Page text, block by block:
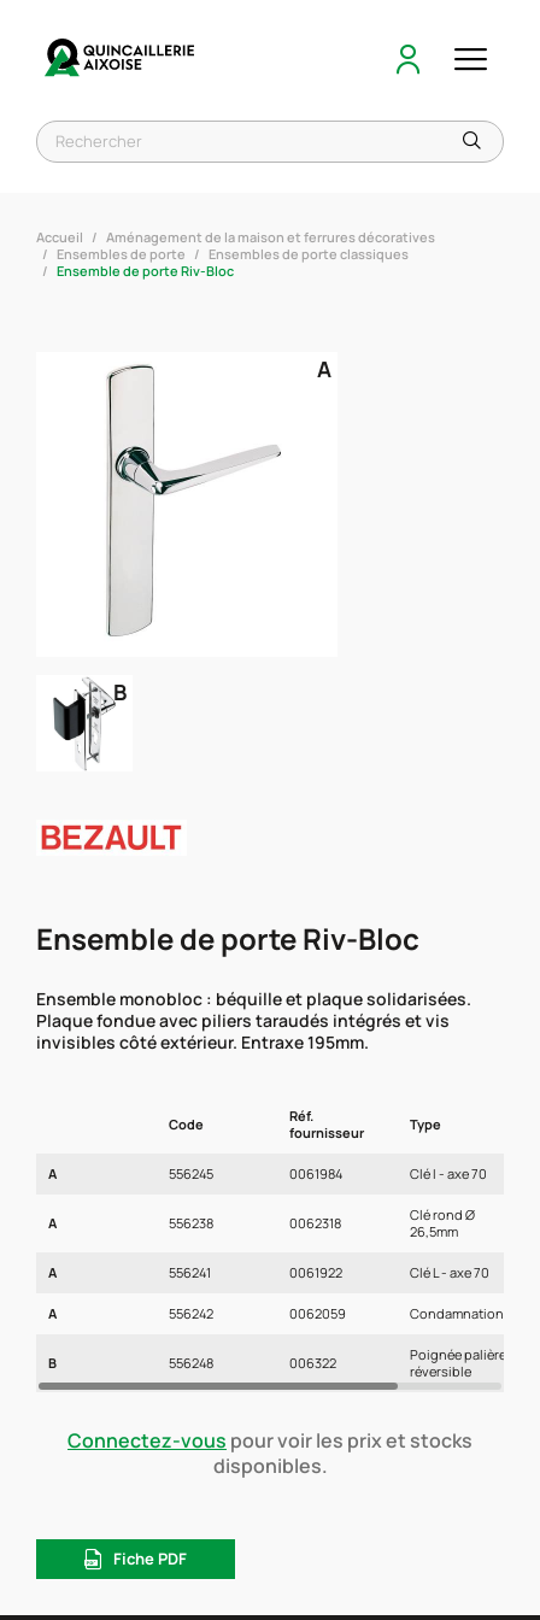
Accueil
Aménagement de la maison et ferrures décoratives
Ensembles de porte
Ensembles de porte classiques
Ensemble de porte Riv-Bloc
A
B
Ensemble de porte Riv-Bloc
Ensemble monobloc : béquille et plaque solidarisées.
Plaque fondue avec piliers taraudés intégrés et vis
invisibles côté extérieur. Entraxe 195mm.
Code
Réf.
fournisseur
Type
A 556245 0061984 Clé I - axe 70
A 556238 0062318
Clé rond Ø
26,5mm
A 556241 0061922 Clé L - axe 70
A 556242 0062059 Condamnation
B 556248 006322
Poignée palière
réversible
Connectez-vous pour voir les prix et stocks
disponibles.
Fiche PDF